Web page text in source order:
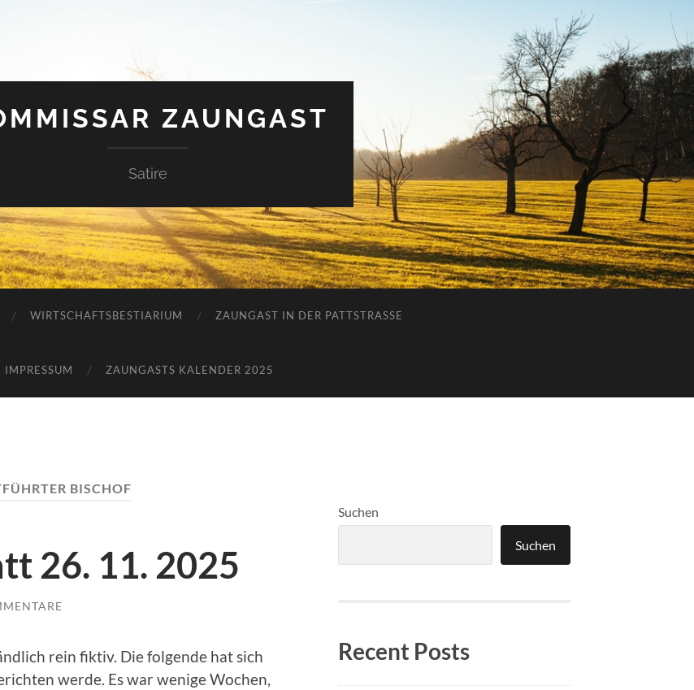
ZAUNGAST
Satire
WIRTSCHAFTSBESTIARIUM ZAUNGAST IN DER PATTSTRASSE
IMPRESSUM ZAUNGASTS KALENDER 2025
BISCHOF
26. 11. 2025
rein fiktiv. Die folgende hat sich
werde. Es war wenige Wochen,
Suchen
Suchen
Recent Posts